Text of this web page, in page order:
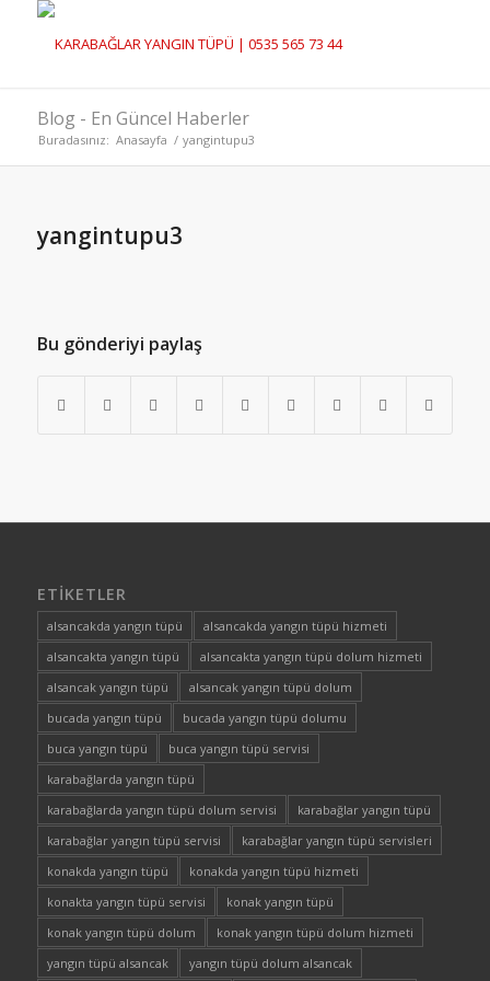
Blog - En Güncel Haberler
Buradasınız: Anasayfa / yangintupu3
yangintupu3
Bu gönderiyi paylaş
ETIKETLER
alsancakda yangın tüpü
alsancakda yangın tüpü hizmeti
alsancakta yangın tüpü
alsancakta yangın tüpü dolum hizmeti
alsancak yangın tüpü
alsancak yangın tüpü dolum
bucada yangın tüpü
bucada yangın tüpü dolumu
buca yangın tüpü
buca yangın tüpü servisi
karabağlarda yangın tüpü
karabağlarda yangın tüpü dolum servisi
karabağlar yangın tüpü
karabağlar yangın tüpü servisi
karabağlar yangın tüpü servisleri
konakda yangın tüpü
konakda yangın tüpü hizmeti
konakta yangın tüpü servisi
konak yangın tüpü
konak yangın tüpü dolum
konak yangın tüpü dolum hizmeti
yangın tüpü alsancak
yangın tüpü dolum alsancak